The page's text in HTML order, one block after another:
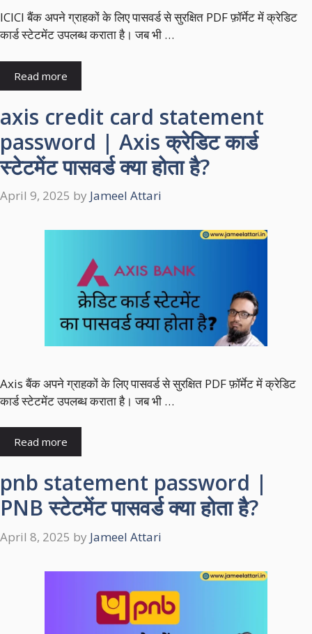
ICICI बैंक अपने ग्राहकों के लिए पासवर्ड से सुरक्षित PDF फ़ॉर्मेट में क्रेडिट
कार्ड स्टेटमेंट उपलब्ध कराता है। जब भी …
Read more
axis credit card statement
password | Axis क्रेडिट कार्ड
स्टेटमेंट पासवर्ड क्या होता है?
April 9, 2025 by Jameel Attari
Axis बैंक अपने ग्राहकों के लिए पासवर्ड से सुरक्षित PDF फ़ॉर्मेट में क्रेडिट
कार्ड स्टेटमेंट उपलब्ध कराता है। जब भी …
Read more
pnb statement password |
PNB स्टेटमेंट पासवर्ड क्या होता है?
April 8, 2025 by Jameel Attari